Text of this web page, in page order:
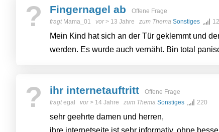
? Fingernagel ab
Offene Frage
fragt Mama_01 vor> 13 Jahre zum Thema Sonstiges
Mein Kind hat sich an der Tür geklemmt und
werden. Es wurde auch vernäht. Bin total
? ihr internetauftritt
Offene Frage
fragtegal vor> 14 Jahre zum Thema Sonstiges 220
sehr geehrte damen und herren,